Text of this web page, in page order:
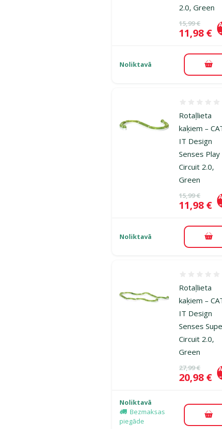
2.0, Green
Oriģinālā
15,99 €
Cena
11,98 €
Noliktavā
Rotaļlieta
kaķiem –
IT Design
Senses Play
Circuit 2.0,
Green
Oriģinālā
15,99 €
Cena
11,98 €
Noliktavā
Rotaļlieta
kaķiem –
IT Design
Senses
Circuit 2.0,
Green
Oriģinālā
27,99 €
Cena
20,98 €
Noliktavā
Bezmaksas
piegāde